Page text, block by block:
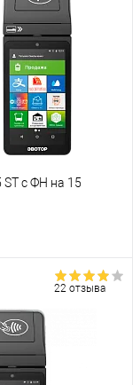
ST с ФН на 15
22 отзыва